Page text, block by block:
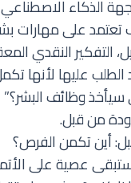
الذكاء الاصطناعي
تعتمد على مهارات
التفكير النقدي
عليها لأنها
وظائف
من قبل.
أين تكمن الفرص؟
عصية على